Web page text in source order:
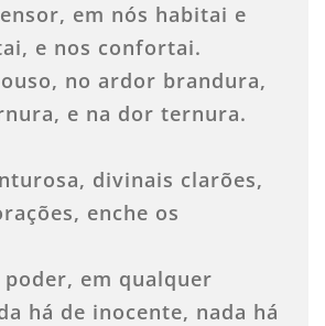
em nós habitai e
e nos confortai.
no ardor brandura,
e na dor ternura.
divinais clarões,
enche os
poder, em qualquer
há de inocente, nada há